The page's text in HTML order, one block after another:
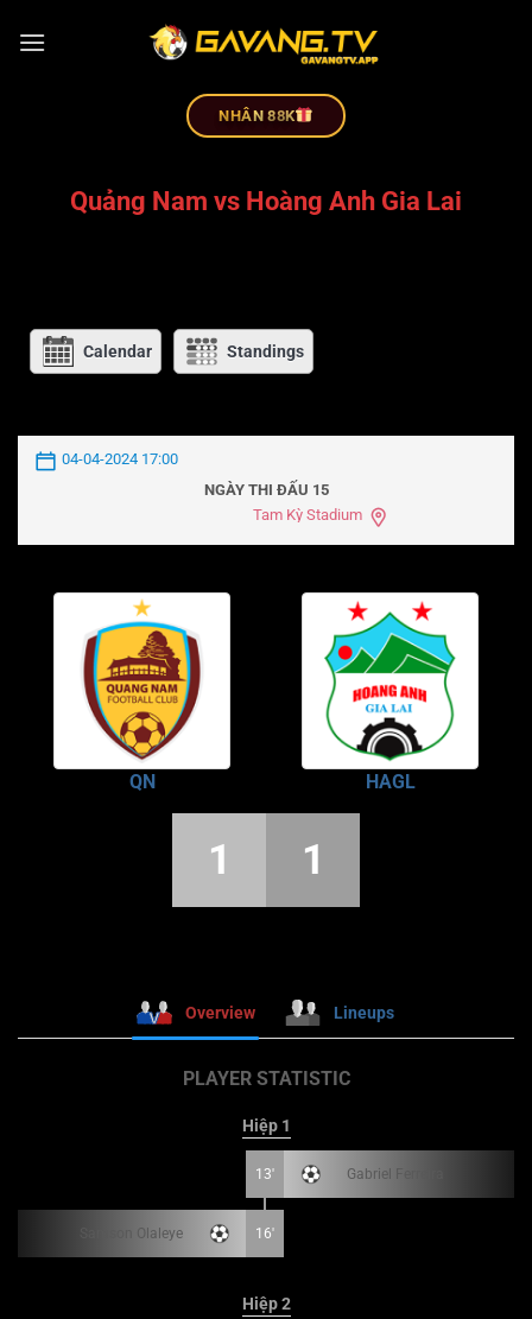
NHÂN 88K
Quảng Nam vs Hoàng Anh Gia Lai
Calendar Standings
04-04-2024 17:00
NGÀY THI ĐẤU 15
Tam Kỳ Stadium
QN HAGL
1 1
Overview Lineups
PLAYER STATISTIC
Hiệp 1
13' Gabriel Ferreira
Samson Olaleye 16'
Hiệp 2